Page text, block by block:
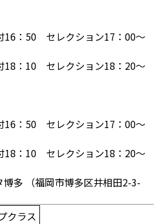
：50 セレクション17：00～
：10 セレクション18：20～
：50 セレクション17：00～
：10 セレクション18：20～
多 （福岡市博多区井相田2-3-
クラス